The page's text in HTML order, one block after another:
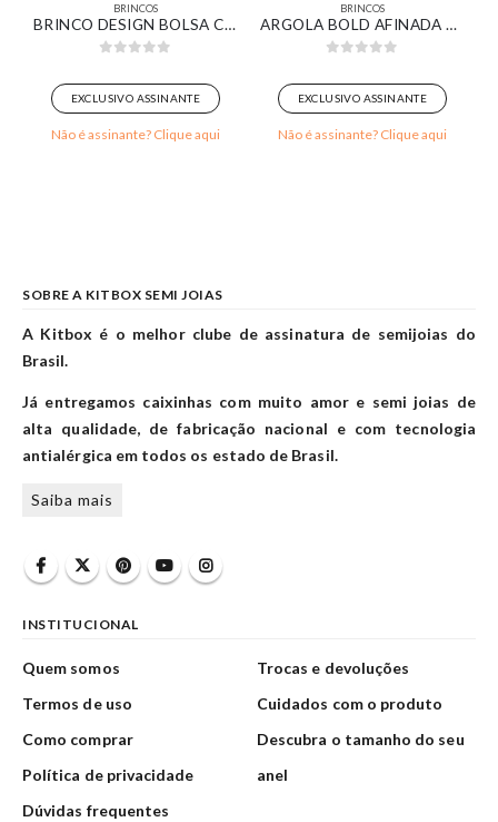
BRINCOS
BRINCO DESIGN BOLSA CRAVEJADA BANHADO EM OURO 18K
EXCLUSIVO ASSINANTE
Não é assinante? Clique aqui
BRINCOS
ARGOLA BOLD AFINADA LISA BANHADA EM OURO 18K
EXCLUSIVO ASSINANTE
Não é assinante? Clique aqui
SOBRE A KITBOX SEMI JOIAS
A Kitbox é o melhor clube de assinatura de semijoias do
Brasil.
Já entregamos caixinhas com muito amor e semi joias de
alta qualidade, de fabricação nacional e com tecnologia
antialérgica em todos os estado de Brasil.
Saiba mais
INSTITUCIONAL
Quem somos
Termos de uso
Como comprar
Política de privacidade
Dúvidas frequentes
Trocas e devoluções
Cuidados com o produto
Descubra o tamanho do seu
anel